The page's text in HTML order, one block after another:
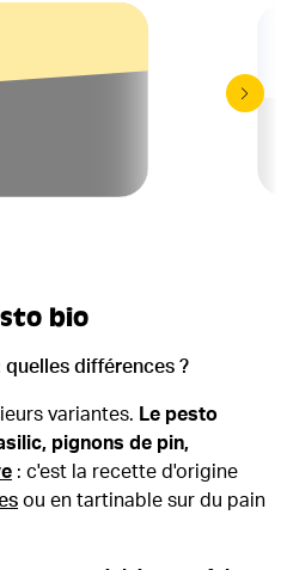
bio
quelles différences ?
variantes. Le pesto
pignons de pin,
: c'est la recette d'origine
ou en tartinable sur du pain